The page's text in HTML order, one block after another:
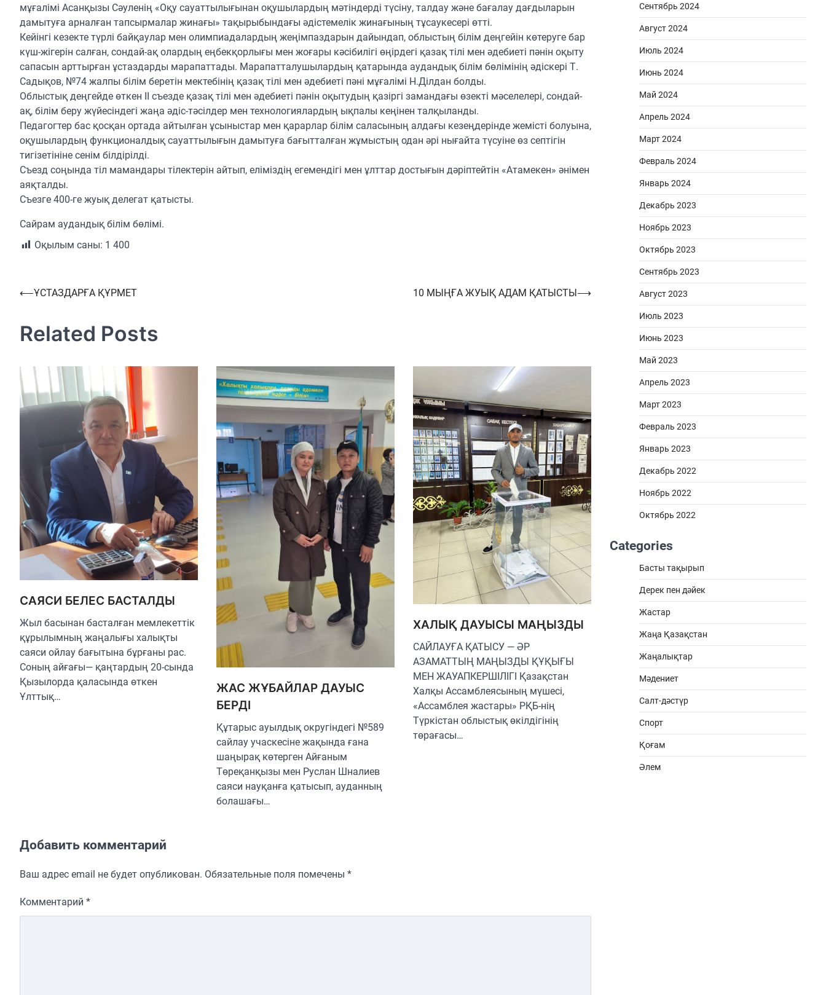
мұғалімі Асанқызы Сәуленің «Оқу сауаттылығынан оқушылардың мәтіндерді түсіну, талдау және бағалау дағдыларын
дамытуға арналған тапсырмалар жинағы» тақырыбындағы әдістемелік жинағының тұсаукесері өтті.
Кейінгі кезекте түрлі байқаулар мен олимпиадалардың жеңімпаздарын дайындап, облыстың білім деңгейін көтеруге бар
күш-жігерін салған, сондай-ақ олардың еңбекқорлығы мен жоғары кәсібилігі өңірдегі қазақ тілі мен әдебиеті пәнін оқыту
сапасын арттырған ұстаздарды марапаттады. Марапатталушылардың қатарында аудандық білім бөлімінің әдіскері Т.
Садықов, №74 жалпы білім беретін мектебінің қазақ тілі мен әдебиеті пәні мұғалімі Н.Ділдан болды.
Облыстық деңгейде өткен ІІ съезде қазақ тілі мен әдебиеті пәнін оқытудың қазіргі замандағы өзекті мәселелері, сондай-
ақ, білім беру жүйесіндегі жаңа әдіс-тәсілдер мен технологиялардың ықпалы кеңінен талқыланды.
Педагогтер бас қосқан ортада айтылған ұсыныстар мен қарарлар білім саласының алдағы кезеңдерінде жемісті болуына,
оқушылардың функционалдық сауаттылығын дамытуға бағытталған жұмыстың одан әрі нығайта түсуіне өз септігін
тигізетініне сенім білдірілді.
Съезд соңында тіл мамандары тілектерін айтып, еліміздің егемендігі мен ұлттар достығын дәріптейтін «Атамекен» әнімен
аяқталды.
Съезге 400-ге жуық делегат қатысты.
Сайрам аудандық білім бөлімі.
Оқылым саны: 1 400
Навигация
записям
⟵ҰСТАЗДАРҒА ҚҰРМЕТ 10 МЫҢҒА ЖУЫҚ АДАМ ҚАТЫСТЫ⟶
Related Posts
САЯСИ БЕЛЕС БАСТАЛДЫ
Жыл басынан басталған мемлекеттік
құрылымның жаңалығы халықты
саяси ойлау бағытына бұрғаны рас.
Соның айғағы— қаңтардың 20-сында
Қызылорда қаласында өткен
Ұлттық…
ЖАС ЖҰБАЙЛАР ДАУЫС
БЕРДІ
Құтарыс ауылдық округіндегі №589
сайлау учаскесіне жақында ғана
шаңырақ көтерген Айғаным
Төреқанқызы мен Руслан Шналиев
саяси науқанға қатысып, ауданның
болашағы…
ХАЛЫҚ ДАУЫСЫ МАҢЫЗДЫ
САЙЛАУҒА ҚАТЫСУ — ӘР
АЗАМАТТЫҢ МАҢЫЗДЫ ҚҰҚЫҒЫ
МЕН ЖАУАПКЕРШІЛІГІ Қазақстан
Халқы Ассамблеясының мүшесі,
«Ассамблея жастары» РҚБ-нің
Түркістан облыстық өкілдігінің
төрағасы…
Добавить комментарий
Ваш адрес email не будет опубликован. Обязательные поля помечены *
Комментарий *
Сентябрь 2024
Август 2024
Июль 2024
Июнь 2024
Май 2024
Апрель 2024
Март 2024
Февраль 2024
Январь 2024
Декабрь 2023
Ноябрь 2023
Октябрь 2023
Сентябрь 2023
Август 2023
Июль 2023
Июнь 2023
Май 2023
Апрель 2023
Март 2023
Февраль 2023
Январь 2023
Декабрь 2022
Ноябрь 2022
Октябрь 2022
Categories
Басты тақырып
Дерек пен дәйек
Жастар
Жаңа Қазақстан
Жаңалықтар
Мәдениет
Салт-дәстүр
Спорт
Қоғам
Әлем